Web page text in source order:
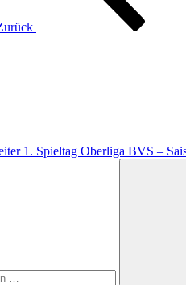
1. Spieltag Oberliga BVS –